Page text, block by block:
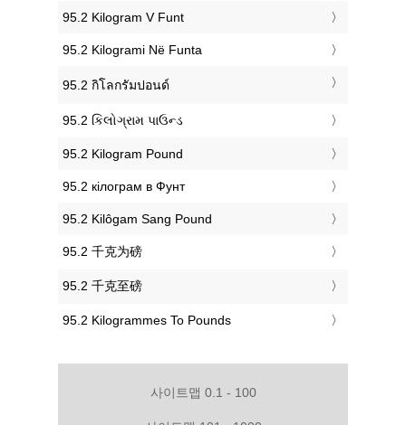
‎95.2 Kilogram V Funt
‎95.2 Kilogrami Në Funta
‎95.2 กิโลกรัมปอนด์
‎95.2 કિલોગ્રામ પાઉન્ડ
‎95.2 Kilogram Pound
‎95.2 кілограм в Фунт
‎95.2 Kilôgam Sang Pound
‎95.2 千克为磅
‎95.2 千克至磅
‎95.2 Kilogrammes To Pounds
사이트맵 0.1 - 100